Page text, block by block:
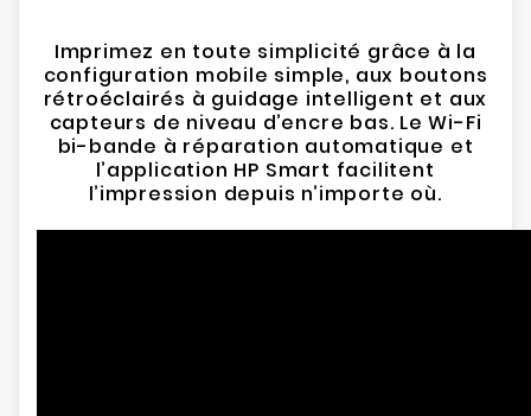
Imprimez en toute simplicité grâce à la
configuration mobile simple, aux boutons
rétroéclairés à guidage intelligent et aux
capteurs de niveau d’encre bas. Le Wi-Fi
bi-bande à réparation automatique et
l’application HP Smart facilitent
l’impression depuis n’importe où.